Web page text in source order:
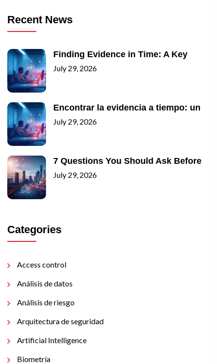
Recent News
Finding Evidence in Time: A Key
July 29, 2026
Encontrar la evidencia a tiempo: un
July 29, 2026
7 Questions You Should Ask Before
July 29, 2026
Categories
Access control
Análisis de datos
Análisis de riesgo
Arquitectura de seguridad
Artificial Intelligence
Biometría